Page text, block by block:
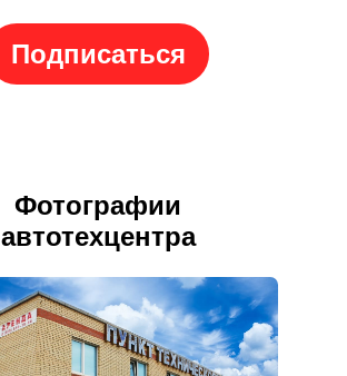
Фотографии
автотехцентра
Подписаться